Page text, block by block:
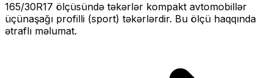
165/30R17 ölçüsündə təkərlər kompakt avtomobillər
üçünaşağı profilli (sport) təkərlərdir. Bu ölçü haqqında
ətraflı məlumat.